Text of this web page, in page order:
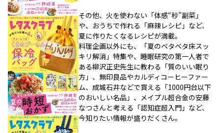
その他、火を使わない「体感“秒”副菜」
や、おうちで作れる「麻辣レシピ」など、
夏に作りたくなるレシピが満載。
料理企画以外にも、「夏のベタベタ床スッ
キリ解消」特集や、睡眠研究の第一人者で
ある柳沢正史先生に教わる「質のいい眠り
方」、無印良品やカルディコーヒーファー
ム、成城石井などで買える「1000円台以下
のおいしい名品」、メイプル超合金の安藤
なつさんと考える「認知症超入門」など、
今知りたい情報が盛りだくさん。